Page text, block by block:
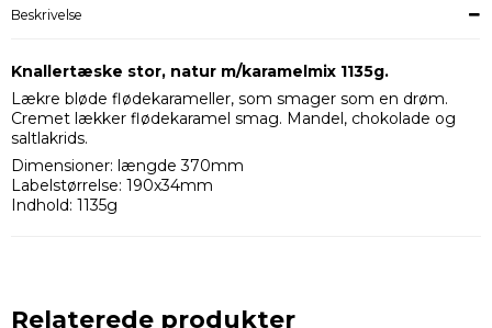
Beskrivelse
Knallertæske stor, natur m/karamelmix 1135g.
Lækre bløde flødekarameller, som smager som en drøm.
Cremet lækker flødekaramel smag. Mandel, chokolade og
saltlakrids.
Dimensioner: længde 370mm
Labelstørrelse: 190x34mm
Indhold: 1135g
Relaterede produkter